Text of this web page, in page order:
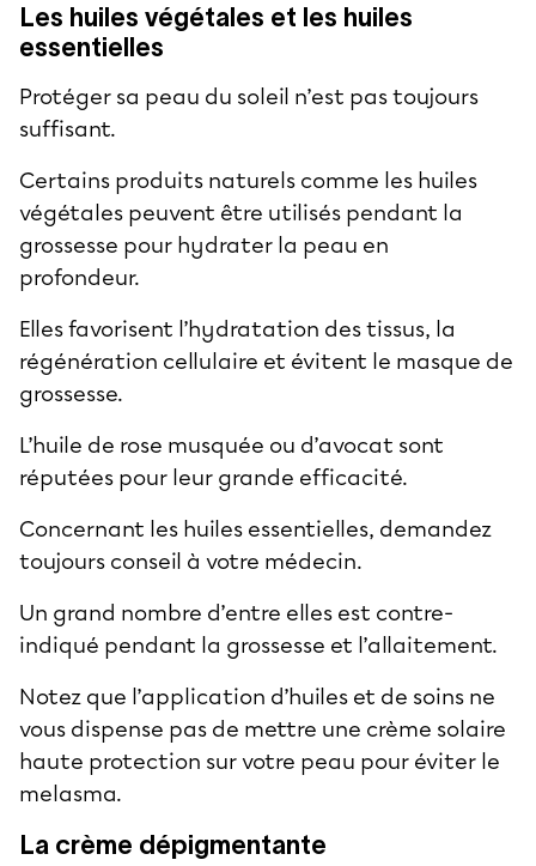
Les huiles végétales et les huiles
essentielles
Protéger sa peau du soleil n’est pas toujours
suffisant.
Certains produits naturels comme les huiles
végétales peuvent être utilisés pendant la
grossesse pour hydrater la peau en
profondeur.
Elles favorisent l’hydratation des tissus, la
régénération cellulaire et évitent le masque de
grossesse.
L’huile de rose musquée ou d’avocat sont
réputées pour leur grande efficacité.
Concernant les huiles essentielles, demandez
toujours conseil à votre médecin.
Un grand nombre d’entre elles est contre-
indiqué pendant la grossesse et l’allaitement.
Notez que l’application d’huiles et de soins ne
vous dispense pas de mettre une crème solaire
haute protection sur votre peau pour éviter le
melasma.
La crème dépigmentante